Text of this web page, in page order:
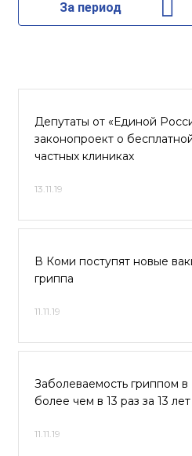
За период
Депутаты от «Единой
законопроект о
частных клиниках
13.11.19
В Коми поступят новые
гриппа
11.11.19
Заболеваемость гриппом
более чем в 13 раз за 13 лет
11.11.19